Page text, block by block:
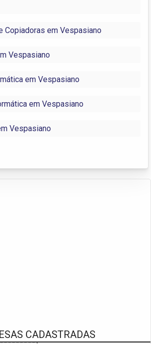
Copiadoras em Vespasiano
Vespasiano
em Vespasiano
em Vespasiano
Vespasiano
CADASTRADAS